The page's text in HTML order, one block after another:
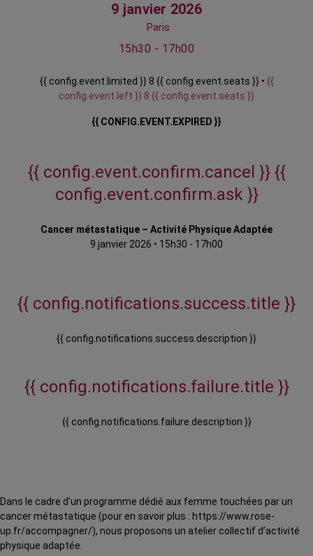
9 janvier 2026
Paris
15h30 - 17h00
{{ config.event.limited }} 8 {{ config.event.seats }} • {{
config.event.left }} 8 {{ config.event.seats }}
{{ CONFIG.EVENT.EXPIRED }}
{{ config.event.confirm.cancel }} {{
config.event.confirm.ask }}
Cancer métastatique – Activité Physique Adaptée
9 janvier 2026 • 15h30 - 17h00
{{ config.notifications.success.title }}
{{ config.notifications.success.description }}
{{ config.notifications.failure.title }}
{{ config.notifications.failure.description }}
Dans le cadre d’un programme dédié aux femme touchées par un
cancer métastatique (pour en savoir plus : https://www.rose-
up.fr/accompagner/), nous proposons un atelier collectif d’activité
physique adaptée.